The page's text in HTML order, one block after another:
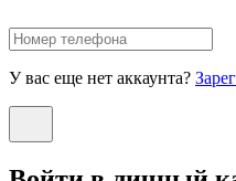
У вас еще нет аккаунта?